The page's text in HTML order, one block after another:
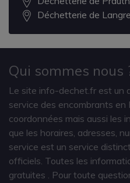
Déchetterie de
Qui sommes nous
Le site info-dechet.fr est un
service des encombrants
coordonnées mais aussi les
que les horaires, adresses,
service est un service
officiels. Toutes les
gratuites
. Pour toute